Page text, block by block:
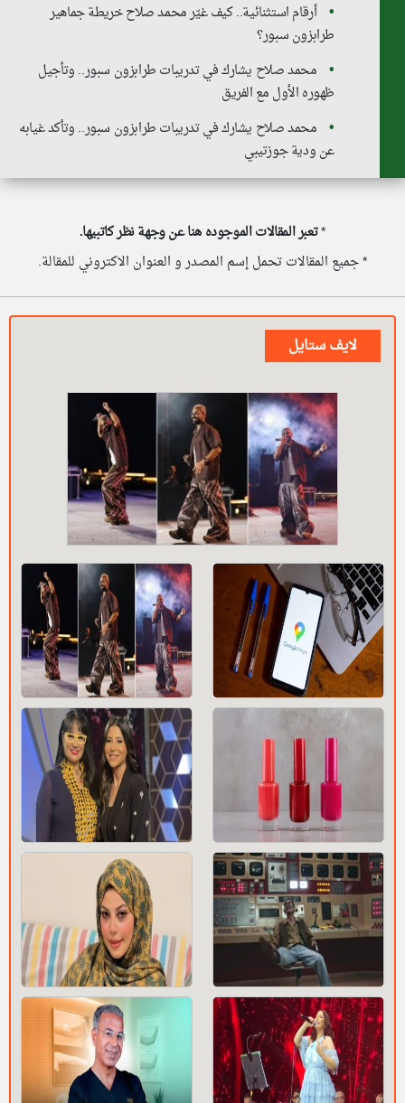
أرقام استثنائية.. كيف غيّر محمد صلاح خريطة جماهير
طرابزون سبور؟
محمد صلاح يشارك في تدريبات طرابزون سبور.. وتأجيل
ظهوره الأول مع الفريق
محمد صلاح يشارك في تدريبات طرابزون سبور.. وتأكد غيابه
عن ودية جوزتيبي
*تعبر المقالات الموجوده هنا عن وجهة نظر كاتبيها.
* جميع المقالات تحمل إسم المصدر و العنوان الاكتروني للمقالة.
لايف ستايل